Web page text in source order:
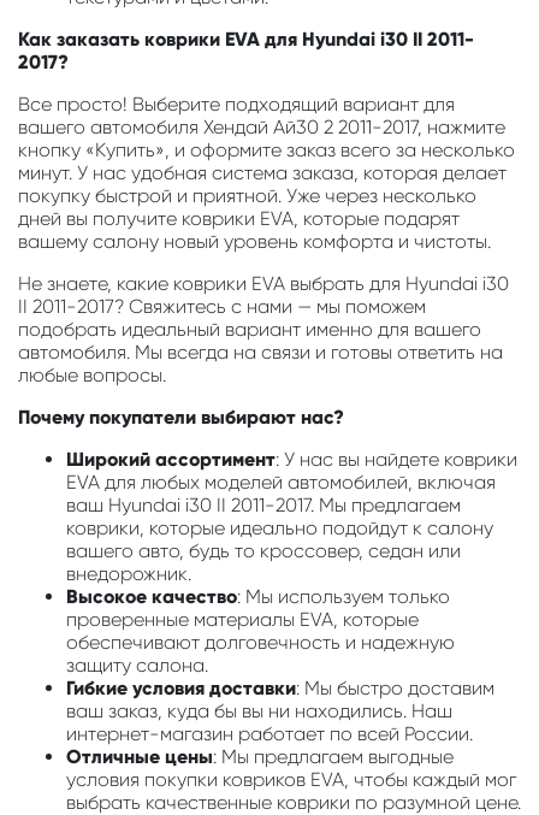
Как заказать коврики EVA для Hyundai i30 II 2011-
2017?
Все просто! Выберите подходящий вариант для
вашего автомобиля Хендай Ай30 2 2011-2017, нажмите
кнопку «Купить», и оформите заказ всего за несколько
минут. У нас удобная система заказа, которая делает
покупку быстрой и приятной. Уже через несколько
дней вы получите коврики EVA, которые подарят
вашему салону новый уровень комфорта и чистоты.
Не знаете, какие коврики EVA выбрать для Hyundai i30
II 2011-2017? Свяжитесь с нами — мы поможем
подобрать идеальный вариант именно для вашего
автомобиля. Мы всегда на связи и готовы ответить на
любые вопросы.
Почему покупатели выбирают нас?
Широкий ассортимент: У нас вы найдете коврики
EVA для любых моделей автомобилей, включая
ваш Hyundai i30 II 2011-2017. Мы предлагаем
коврики, которые идеально подойдут к салону
вашего авто, будь то кроссовер, седан или
внедорожник.
Высокое качество: Мы используем только
проверенные материалы EVA, которые
обеспечивают долговечность и надежную
защиту салона.
Гибкие условия доставки: Мы быстро доставим
ваш заказ, куда бы вы ни находились. Наш
интернет-магазин работает по всей России.
Отличные цены: Мы предлагаем выгодные
условия покупки ковриков EVA, чтобы каждый мог
выбрать качественные коврики по разумной цене.